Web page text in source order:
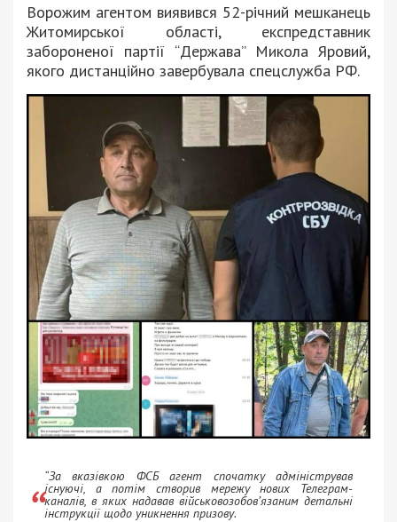
Ворожим агентом виявився 52-річний мешканець
Житомирської області, експредставник
забороненої партії “Держава” Микола Яровий,
якого дистанційно завербувала спецслужба РФ.
“За вказівкою ФСБ агент спочатку адміністрував
існуючі, а потім створив мережу нових Телеграм-
каналів, в яких надавав військовозобов’язаним детальні
інструкції щодо уникнення призову.